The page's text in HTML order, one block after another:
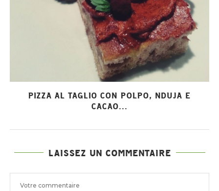
PIZZA AL TAGLIO CON POLPO, NDUJA E
CACAO...
LAISSEZ UN COMMENTAIRE